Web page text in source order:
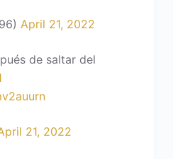
April 21, 2022
de saltar del
21, 2022